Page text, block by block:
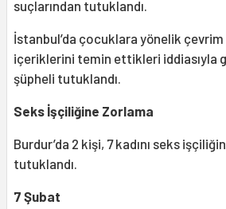
suçlarından tutuklandı.
İstanbul’da çocuklara yönelik
içeriklerini temin ettikleri iddiasıyla
şüpheli tutuklandı.
Seks İşçiliğine Zorlama
Burdur’da 2 kişi, 7 kadını seks
tutuklandı.
7 Şubat